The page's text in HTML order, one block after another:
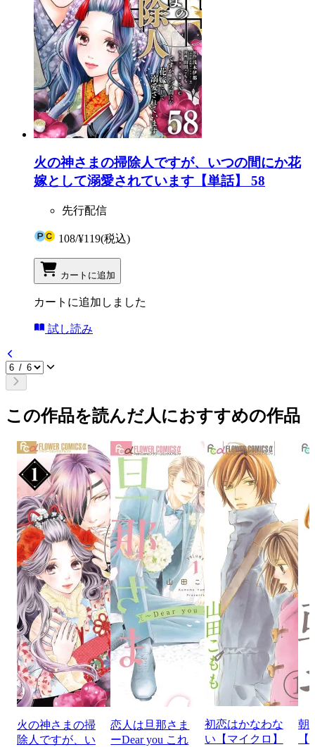
火の神さまの掃除人ですが、いつの間にか花
嫁として溺愛されています【単話】 58
先行配信
108/¥119(税込)
カートに追加
カートに追加しました
試し読み
この作品を読んだ人におすすめの作品
火の神さまの掃
除人ですが、い
恋人は旦那さま
ーDear you これ
初恋はかなわな
い【マイクロ】
朝